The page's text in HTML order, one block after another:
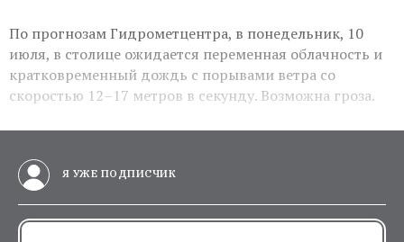
По прогнозам Гидрометцентра, в понедельник, 10
июля, в столице ожидается переменная облачность и
кратковременный дождь с порывами ветра со
скоростью 12–17 метров в секунду. Возможна гроза.
Я УЖЕ ПОДПИСЧИК